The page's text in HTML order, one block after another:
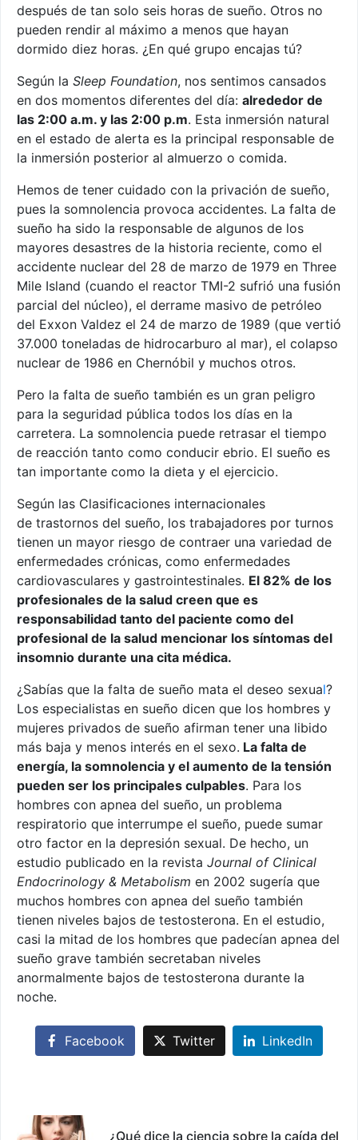
después de tan solo seis horas de sueño. Otros no
pueden rendir al máximo a menos que hayan
dormido diez horas. ¿En qué grupo encajas tú?
Según la Sleep Foundation, nos sentimos cansados ​​
en dos momentos diferentes del día: alrededor de
las 2:00 a.m. y las 2:00 p.m. Esta inmersión natural
en el estado de alerta es la principal responsable de
la inmersión posterior al almuerzo o comida.
Hemos de tener cuidado con la privación de sueño,
pues la somnolencia provoca accidentes. La falta de
sueño ha sido la responsable de algunos de los
mayores desastres de la historia reciente, como el
accidente nuclear del 28 de marzo de 1979 en Three
Mile Island (cuando el reactor TMI-2 sufrió una fusión
parcial del núcleo), el derrame masivo de petróleo
del Exxon Valdez el 24 de marzo de 1989 (que vertió
37.000 toneladas de hidrocarburo al mar), el colapso
nuclear de 1986 en Chernóbil y muchos otros.
Pero la falta de sueño también es un gran peligro
para la seguridad pública todos los días en la
carretera. La somnolencia puede retrasar el tiempo
de reacción tanto como conducir ebrio. El sueño es
tan importante como la dieta y el ejercicio.
Según las Clasificaciones internacionales
de trastornos del sueño, los trabajadores por turnos
tienen un mayor riesgo de contraer una variedad de
enfermedades crónicas, como enfermedades
cardiovasculares y gastrointestinales. El 82% de los
profesionales de la salud creen que es
responsabilidad tanto del paciente como del
profesional de la salud mencionar los síntomas del
insomnio durante una cita médica.
¿Sabías que la falta de sueño mata el deseo sexual?
Los especialistas en sueño dicen que los hombres y
mujeres privados de sueño afirman tener una libido
más baja y menos interés en el sexo. La falta de
energía, la somnolencia y el aumento de la tensión
pueden ser los principales culpables. Para los
hombres con apnea del sueño, un problema
respiratorio que interrumpe el sueño, puede sumar
otro factor en la depresión sexual. De hecho, un
estudio publicado en la revista Journal of Clinical
Endocrinology & Metabolism en 2002 sugería que
muchos hombres con apnea del sueño también
tienen niveles bajos de testosterona. En el estudio,
casi la mitad de los hombres que padecían apnea del
sueño grave también secretaban niveles
anormalmente bajos de testosterona durante la
noche.
Facebook Twitter LinkedIn
¿Qué dice la ciencia sobre la caída del